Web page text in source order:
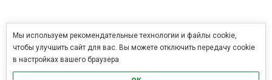
Мы используем рекомендательные технологии и файлы cookie,
чтобы улучшить сайт для вас. Вы можете отключить передачу cookie
в настройках вашего браузера